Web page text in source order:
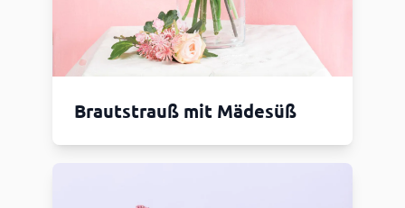
Brautstrauß mit Mädesüß